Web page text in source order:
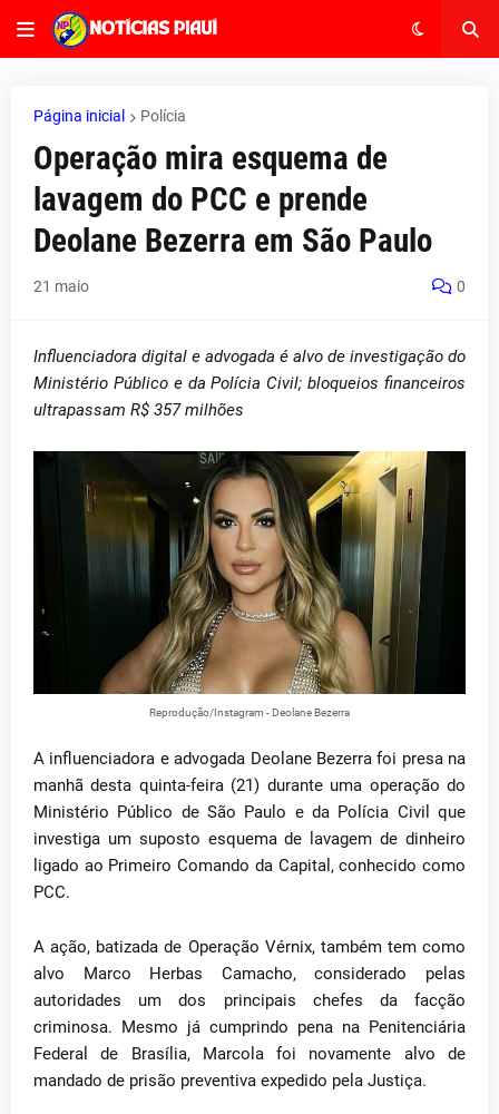
Página inicial Polícia
Operação mira esquema de
lavagem do PCC e prende
Deolane Bezerra em São Paulo
21 maio 0
Influenciadora digital e advogada é alvo de investigação do
Ministério Público e da Polícia Civil; bloqueios financeiros
ultrapassam R$ 357 milhões
Reprodução/Instagram - Deolane Bezerra
A influenciadora e advogada Deolane Bezerra foi presa na
manhã desta quinta-feira (21) durante uma operação do
Ministério Público de São Paulo e da Polícia Civil que
investiga um suposto esquema de lavagem de dinheiro
ligado ao Primeiro Comando da Capital, conhecido como
PCC.
A ação, batizada de Operação Vérnix, também tem como
alvo Marco Herbas Camacho, considerado pelas
autoridades um dos principais chefes da facção
criminosa. Mesmo já cumprindo pena na Penitenciária
Federal de Brasília, Marcola foi novamente alvo de
mandado de prisão preventiva expedido pela Justiça.